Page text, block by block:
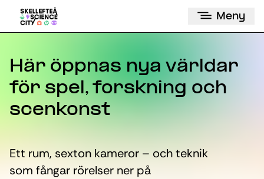
Meny
Här öppnas nya världar
för spel, forskning och
scenkonst
Ett rum, sexton kameror – och teknik
som fångar rörelser ner på